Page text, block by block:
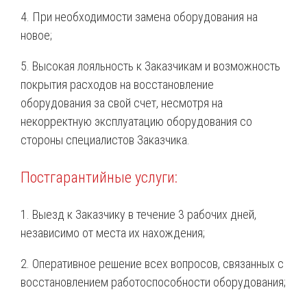
4. При необходимости замена оборудования на
новое;
5. Высокая лояльность к Заказчикам и возможность
покрытия расходов на восстановление
оборудования за свой счет, несмотря на
некорректную эксплуатацию оборудования со
стороны специалистов Заказчика.
Постгарантийные услуги:
1. Выезд к Заказчику в течение 3 рабочих дней,
независимо от места их нахождения;
2. Оперативное решение всех вопросов, связанных с
восстановлением работоспособности оборудования;